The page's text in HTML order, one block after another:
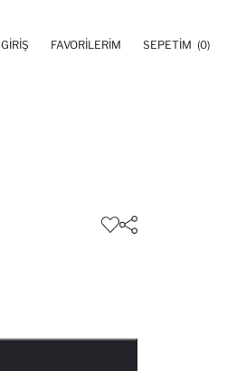
GIRIŞ FAVORILERIM SEPETIM (0)